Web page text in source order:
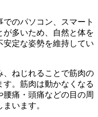
のパソコン、スマート
が多いため、自然と体を
定な姿勢を維持してい
、ねじれることで筋肉の
。筋肉は動かなくなる
痛・頭痛などの目の周
います。